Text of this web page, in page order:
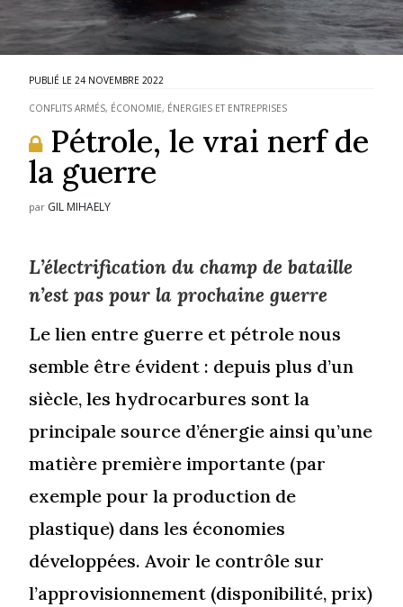
24 NOVEMBRE 2022
CONFLITS ARMÉS, ÉCONOMIE, ÉNERGIES ET ENTREPRISES
Pétrole, le vrai nerf de
la guerre
par GIL MIHAELY
L’électrification du champ de bataille
n’est pas pour la prochaine guerre
Le lien entre guerre et pétrole nous
semble être évident : depuis plus d’un
siècle, les hydrocarbures sont la
principale source d’énergie ainsi qu’une
matière première importante (par
exemple pour la production de
plastique) dans les économies
développées. Avoir le contrôle sur
l’approvisionnement (disponibilité, prix)